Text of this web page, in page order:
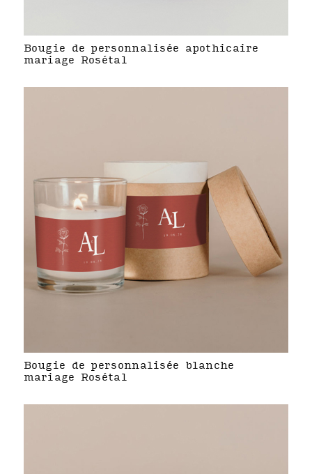
Bougie de personnalisée apothicaire
mariage Rosétal
Bougie de personnalisée blanche
mariage Rosétal